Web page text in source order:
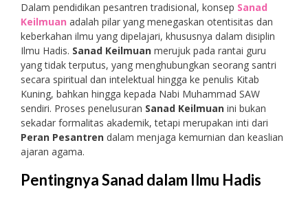
Dalam pendidikan pesantren tradisional, konsep Sanad
Keilmuan adalah pilar yang menegaskan otentisitas dan
keberkahan ilmu yang dipelajari, khususnya dalam disiplin
Ilmu Hadis. Sanad Keilmuan merujuk pada rantai guru
yang tidak terputus, yang menghubungkan seorang santri
secara spiritual dan intelektual hingga ke penulis Kitab
Kuning, bahkan hingga kepada Nabi Muhammad SAW
sendiri. Proses penelusuran Sanad Keilmuan ini bukan
sekadar formalitas akademik, tetapi merupakan inti dari
Peran Pesantren dalam menjaga kemurnian dan keaslian
ajaran agama.
Pentingnya Sanad dalam Ilmu Hadis